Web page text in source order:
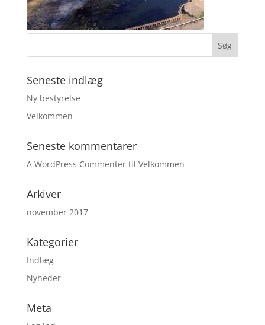
Seneste indlæg
Ny bestyrelse
Velkommen
Seneste kommentarer
A WordPress Commentertil Velkommen
Arkiver
november 2017
Kategorier
Indlæg
Nyheder
Meta